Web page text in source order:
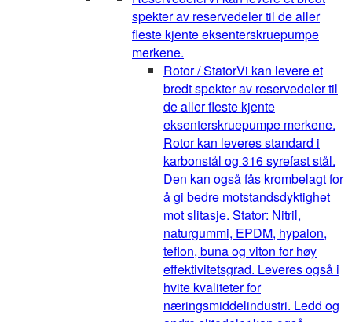
spekter av reservedeler til de aller
fleste kjente eksenterskruepumpe
merkene.
Rotor / StatorVi kan levere et
bredt spekter av reservedeler til
de aller fleste kjente
eksenterskruepumpe merkene.
Rotor kan leveres standard i
karbonstål og 316 syrefast stål.
Den kan også fås krombelagt for
å gi bedre motstandsdyktighet
mot slitasje. Stator: Nitril,
naturgummi, EPDM, hypalon,
teflon, buna og viton for høy
effektivitetsgrad. Leveres også i
hvite kvaliteter for
næringsmiddelindustri. Ledd og